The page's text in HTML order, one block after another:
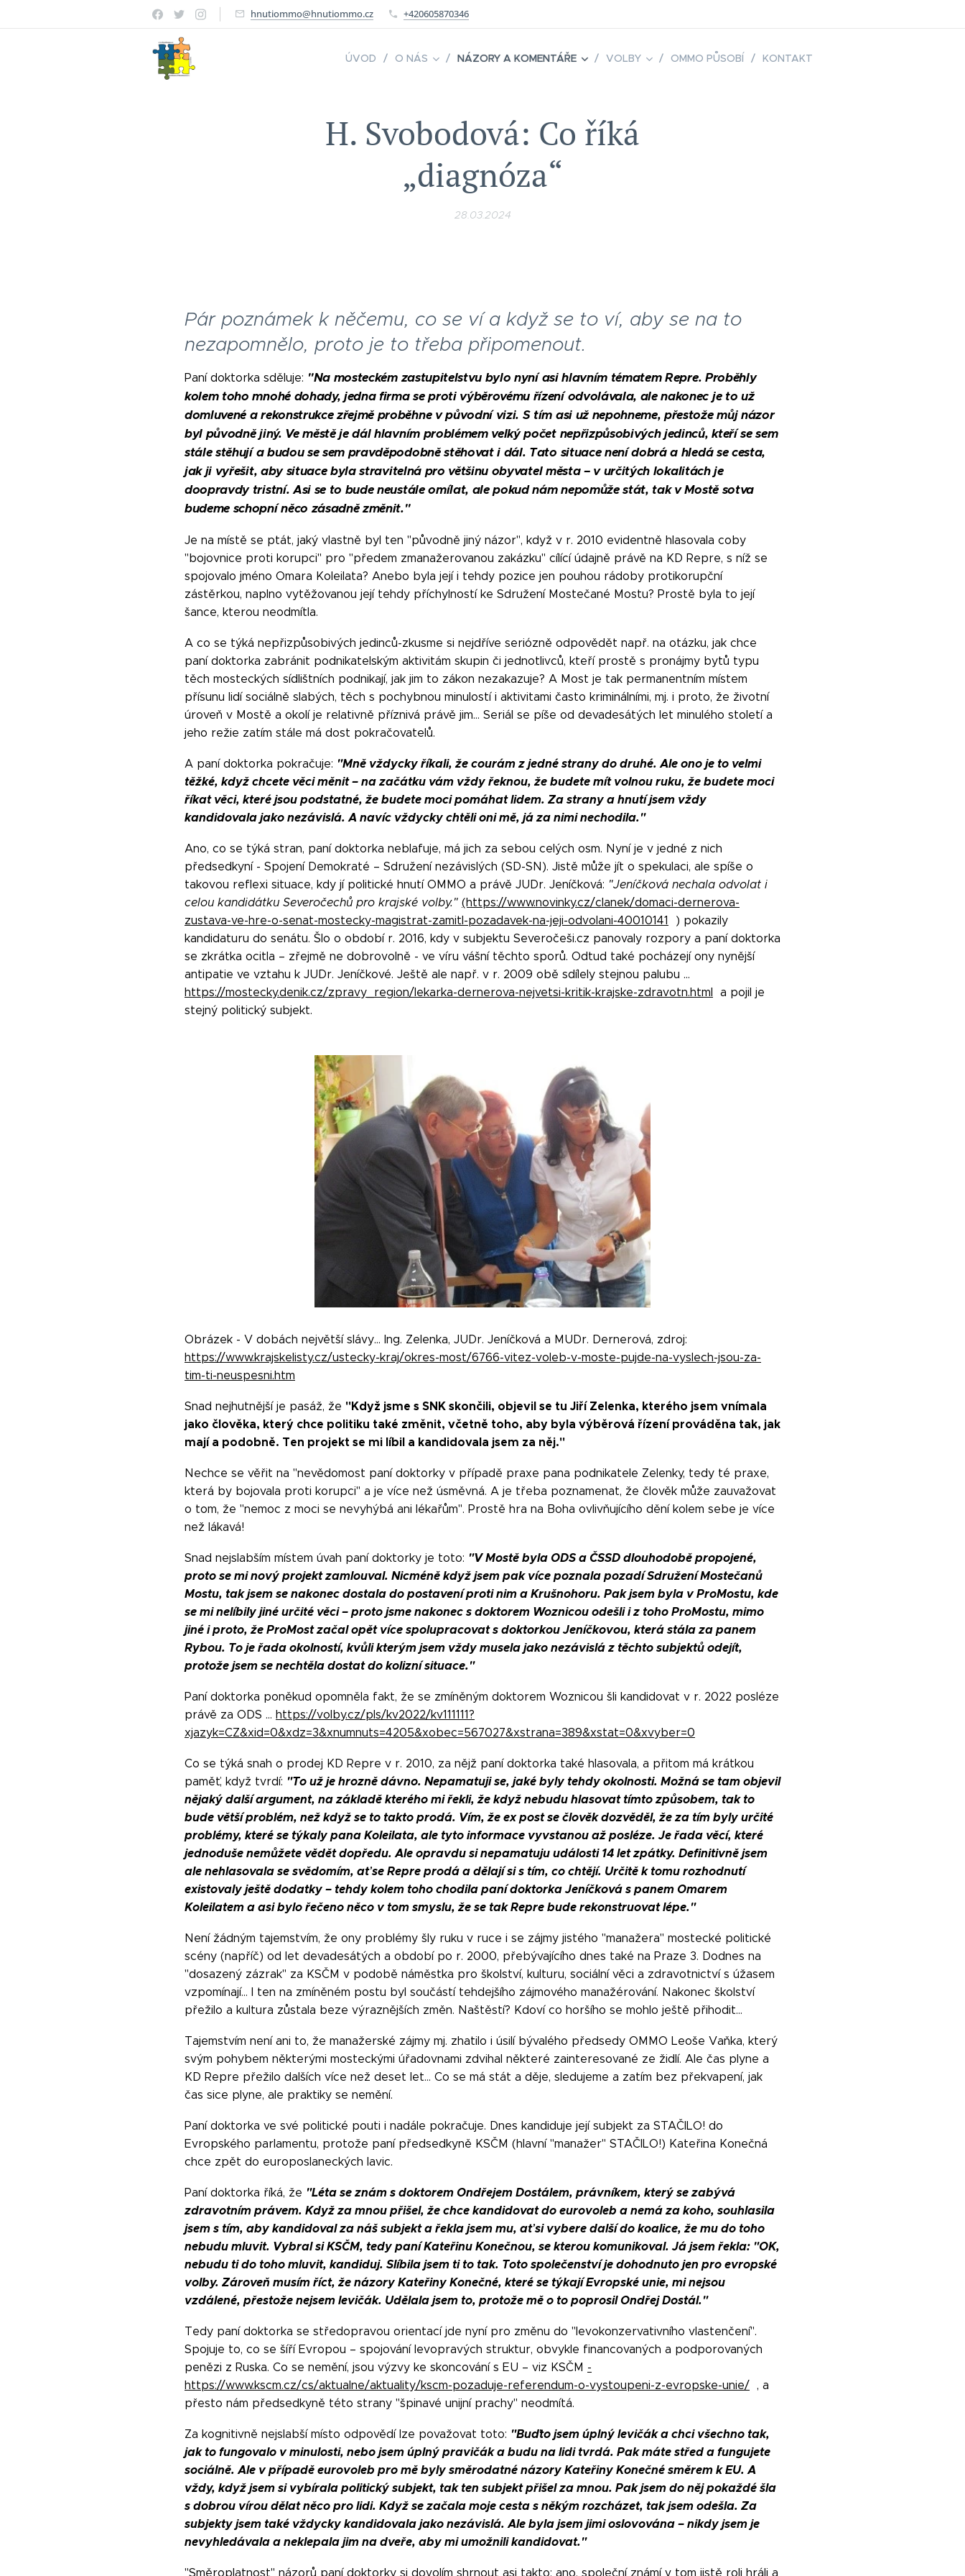
hnutiommo@hnutiommo.cz +420605870346
ÚVOD O NÁS NÁZORY A KOMENTÁŘE VOLBY OMMO PŮSOBÍ KONTAKT
H. Svobodová: Co říká
„diagnóza“
28.03.2024
Pár poznámek k něčemu, co se ví a když se to ví, aby se na to
nezapomnělo, proto je to třeba připomenout.
Paní doktorka sděluje: "Na mosteckém zastupitelstvu bylo nyní asi hlavním tématem Repre. Proběhly
kolem toho mnohé dohady, jedna firma se proti výběrovému řízení odvolávala, ale nakonec je to už
domluvené a rekonstrukce zřejmě proběhne v původní vizi. S tím asi už nepohneme, přestože můj názor
byl původně jiný. Ve městě je dál hlavním problémem velký počet nepřizpůsobivých jedinců, kteří se sem
stále stěhují a budou se sem pravděpodobně stěhovat i dál. Tato situace není dobrá a hledá se cesta,
jak ji vyřešit, aby situace byla stravitelná pro většinu obyvatel města – v určitých lokalitách je
doopravdy tristní. Asi se to bude neustále omílat, ale pokud nám nepomůže stát, tak v Mostě sotva
budeme schopní něco zásadně změnit."
Je na místě se ptát, jaký vlastně byl ten "původně jiný názor", když v r. 2010 evidentně hlasovala coby
"bojovnice proti korupci" pro "předem zmanažerovanou zakázku" cílící údajně právě na KD Repre, s níž se
spojovalo jméno Omara Koleilata? Anebo byla její i tehdy pozice jen pouhou rádoby protikorupční
zástěrkou, naplno vytěžovanou její tehdy příchylností ke Sdružení Mostečané Mostu? Prostě byla to její
šance, kterou neodmítla.
A co se týká nepřizpůsobivých jedinců-zkusme si nejdříve seriózně odpovědět např. na otázku, jak chce
paní doktorka zabránit podnikatelským aktivitám skupin či jednotlivců, kteří prostě s pronájmy bytů typu
těch mosteckých sídlištních podnikají, jak jim to zákon nezakazuje? A Most je tak permanentním místem
přísunu lidí sociálně slabých, těch s pochybnou minulostí i aktivitami často kriminálními, mj. i proto, že životní
úroveň v Mostě a okolí je relativně příznivá právě jim… Seriál se píše od devadesátých let minulého století a
jeho režie zatím stále má dost pokračovatelů.
A paní doktorka pokračuje: "Mně vždycky říkali, že courám z jedné strany do druhé. Ale ono je to velmi
těžké, když chcete věci měnit – na začátku vám vždy řeknou, že budete mít volnou ruku, že budete moci
říkat věci, které jsou podstatné, že budete moci pomáhat lidem. Za strany a hnutí jsem vždy
kandidovala jako nezávislá. A navíc vždycky chtěli oni mě, já za nimi nechodila."
Ano, co se týká stran, paní doktorka neblafuje, má jich za sebou celých osm. Nyní je v jedné z nich
předsedkyní - Spojení Demokraté – Sdružení nezávislých (SD-SN). Jistě může jít o spekulaci, ale spíše o
takovou reflexi situace, kdy jí politické hnutí OMMO a právě JUDr. Jeníčková: "Jeníčková nechala odvolat i
celou kandidátku Severočechů pro krajské volby." (https://www.novinky.cz/clanek/domaci-dernerova-
zustava-ve-hre-o-senat-mostecky-magistrat-zamitl-pozadavek-na-jeji-odvolani-40010141
) pokazily
kandidaturu do senátu. Šlo o období r. 2016, kdy v subjektu Severočeši.cz panovaly rozpory a paní doktorka
se zkrátka ocitla – zřejmě ne dobrovolně - ve víru vášní těchto sporů. Odtud také pocházejí ony nynější
antipatie ve vztahu k JUDr. Jeníčkové. Ještě ale např. v r. 2009 obě sdílely stejnou palubu …
https://mostecky.denik.cz/zpravy_region/lekarka-dernerova-nejvetsi-kritik-krajske-zdravotn.html a pojil je
stejný politický subjekt.
Obrázek - V dobách největší slávy… Ing. Zelenka, JUDr. Jeníčková a MUDr. Dernerová, zdroj:
https://www.krajskelisty.cz/ustecky-kraj/okres-most/6766-vitez-voleb-v-moste-pujde-na-vyslech-jsou-za-
tim-ti-neuspesni.htm
Snad nejhutnější je pasáž, že "Když jsme s SNK skončili, objevil se tu Jiří Zelenka, kterého jsem vnímala
jako člověka, který chce politiku také změnit, včetně toho, aby byla výběrová řízení prováděna tak, jak
mají a podobně. Ten projekt se mi líbil a kandidovala jsem za něj."
Nechce se věřit na "nevědomost paní doktorky v případě praxe pana podnikatele Zelenky, tedy té praxe,
která by bojovala proti korupci" a je více než úsměvná. A je třeba poznamenat, že člověk může zauvažovat
o tom, že "nemoc z moci se nevyhýbá ani lékařům". Prostě hra na Boha ovlivňujícího dění kolem sebe je více
než lákavá!
Snad nejslabším místem úvah paní doktorky je toto: "V Mostě byla ODS a ČSSD dlouhodobě propojené,
proto se mi nový projekt zamlouval. Nicméně když jsem pak více poznala pozadí Sdružení Mostečanů
Mostu, tak jsem se nakonec dostala do postavení proti nim a Krušnohoru. Pak jsem byla v ProMostu, kde
se mi nelíbily jiné určité věci – proto jsme nakonec s doktorem Woznicou odešli i z toho ProMostu, mimo
jiné i proto, že ProMost začal opět více spolupracovat s doktorkou Jeníčkovou, která stála za panem
Rybou. To je řada okolností, kvůli kterým jsem vždy musela jako nezávislá z těchto subjektů odejít,
protože jsem se nechtěla dostat do kolizní situace."
Paní doktorka poněkud opomněla fakt, že se zmíněným doktorem Woznicou šli kandidovat v r. 2022 posléze
právě za ODS … https://volby.cz/pls/kv2022/kv111111?
xjazyk=CZ&xid=0&xdz=3&xnumnuts=4205&xobec=567027&xstrana=389&xstat=0&xvyber=0
Co se týká snah o prodej KD Repre v r. 2010, za nějž paní doktorka také hlasovala, a přitom má krátkou
paměť, když tvrdí: "To už je hrozně dávno. Nepamatuji se, jaké byly tehdy okolnosti. Možná se tam objevil
nějaký další argument, na základě kterého mi řekli, že když nebudu hlasovat tímto způsobem, tak to
bude větší problém, než když se to takto prodá. Vím, že ex post se člověk dozvěděl, že za tím byly určité
problémy, které se týkaly pana Koleilata, ale tyto informace vyvstanou až posléze. Je řada věcí, které
jednoduše nemůžete vědět dopředu. Ale opravdu si nepamatuju události 14 let zpátky. Definitivně jsem
ale nehlasovala se svědomím, ať se Repre prodá a dělají si s tím, co chtějí. Určitě k tomu rozhodnutí
existovaly ještě dodatky – tehdy kolem toho chodila paní doktorka Jeníčková s panem Omarem
Koleilatem a asi bylo řečeno něco v tom smyslu, že se tak Repre bude rekonstruovat lépe."
Není žádným tajemstvím, že ony problémy šly ruku v ruce i se zájmy jistého "manažera" mostecké politické
scény (napříč) od let devadesátých a období po r. 2000, přebývajícího dnes také na Praze 3. Dodnes na
"dosazený zázrak" za KSČM v podobě náměstka pro školství, kulturu, sociální věci a zdravotnictví s úžasem
vzpomínají… I ten na zmíněném postu byl součástí tehdejšího zájmového manažérování. Nakonec školství
přežilo a kultura zůstala beze výraznějších změn. Naštěstí? Kdoví co horšího se mohlo ještě přihodit…
Tajemstvím není ani to, že manažerské zájmy mj. zhatilo i úsilí bývalého předsedy OMMO Leoše Vaňka, který
svým pohybem některými mosteckými úřadovnami zdvihal některé zainteresované ze židlí. Ale čas plyne a
KD Repre přežilo dalších více než deset let… Co se má stát a děje, sledujeme a zatím bez překvapení, jak
čas sice plyne, ale praktiky se nemění.
Paní doktorka ve své politické pouti i nadále pokračuje. Dnes kandiduje její subjekt za STAČILO! do
Evropského parlamentu, protože paní předsedkyně KSČM (hlavní "manažer" STAČILO!) Kateřina Konečná
chce zpět do europoslaneckých lavic.
Paní doktorka říká, že "Léta se znám s doktorem Ondřejem Dostálem, právníkem, který se zabývá
zdravotním právem. Když za mnou přišel, že chce kandidovat do eurovoleb a nemá za koho, souhlasila
jsem s tím, aby kandidoval za náš subjekt a řekla jsem mu, ať si vybere další do koalice, že mu do toho
nebudu mluvit. Vybral si KSČM, tedy paní Kateřinu Konečnou, se kterou komunikoval. Já jsem řekla: "OK,
nebudu ti do toho mluvit, kandiduj. Slíbila jsem ti to tak. Toto společenství je dohodnuto jen pro evropské
volby. Zároveň musím říct, že názory Kateřiny Konečné, které se týkají Evropské unie, mi nejsou
vzdálené, přestože nejsem levičák. Udělala jsem to, protože mě o to poprosil Ondřej Dostál."
Tedy paní doktorka se středopravou orientací jde nyní pro změnu do "levokonzervativního vlastenčení".
Spojuje to, co se šíří Evropou – spojování levopravých struktur, obvykle financovaných a podporovaných
penězi z Ruska. Co se nemění, jsou výzvy ke skoncování s EU – viz KSČM -
https://www.kscm.cz/cs/aktualne/aktuality/kscm-pozaduje-referendum-o-vystoupeni-z-evropske-unie/ , a
přesto nám předsedkyně této strany "špinavé unijní prachy" neodmítá.
Za kognitivně nejslabší místo odpovědí lze považovat toto: "Buďto jsem úplný levičák a chci všechno tak,
jak to fungovalo v minulosti, nebo jsem úplný pravičák a budu na lidi tvrdá. Pak máte střed a fungujete
sociálně. Ale v případě eurovoleb pro mě byly směrodatné názory Kateřiny Konečné směrem k EU. A
vždy, když jsem si vybírala politický subjekt, tak ten subjekt přišel za mnou. Pak jsem do něj pokaždé šla
s dobrou vírou dělat něco pro lidi. Když se začala moje cesta s někým rozcházet, tak jsem odešla. Za
subjekty jsem také vždycky kandidovala jako nezávislá. Ale byla jsem jimi oslovována – nikdy jsem je
nevyhledávala a neklepala jim na dveře, aby mi umožnili kandidovat."
"Směroplatnost" názorů paní doktorky si dovolím shrnout asi takto: ano, společní známí v tom jistě roli hráli a